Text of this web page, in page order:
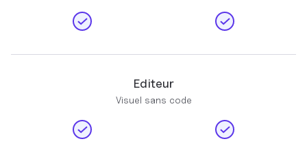
Editeur
Visuel sans code